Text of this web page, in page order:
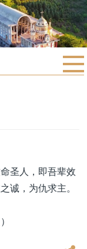
圣人，即吾辈效
诚，为仇求主。